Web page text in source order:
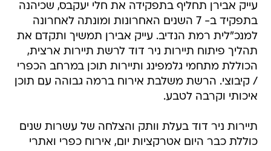
עייק אבירן תחליף בתפקידה את חלי יעקבס, שכיהנה
בתפקיד ב- 7 השנים האחרונות ומונתה לאחרונה
למנכ"לית רמת הנדיב. עייק אבירן תמשיך ותקדם את
תהליך פיתוח תיירות ניר דוד לרשת תיירות ארצית,
הכוללת מתחמי גלמפינג ותיירות תוכן במרחב הכפרי
/ קיבוצי. הרשת משלבת אירוח ברמה גבוהה עם תוכן
איכותי וקרבה לטבע.
תיירות ניר דוד בעלת וותק והצלחה של עשרות שנים
כוללת כבר היום אטרקציות יום, אירוח כפרי ואתרי